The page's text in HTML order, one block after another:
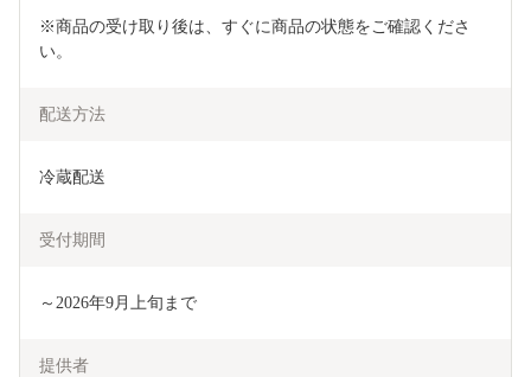
※商品の受け取り後は、すぐに商品の状態をご確認くださ
い。
配送方法
冷蔵配送
受付期間
～2026年9月上旬まで
提供者